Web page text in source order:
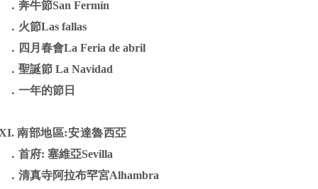
． 奔牛節San Fermín
． 火節Las fallas
． 四月春會La Feria de abril
． 聖誕節 La Navidad
． 一年的節日
I. 南部地區:安達魯西亞
． 首府: 塞維亞Sevilla
． 清真寺阿拉布罕宮Alhambra